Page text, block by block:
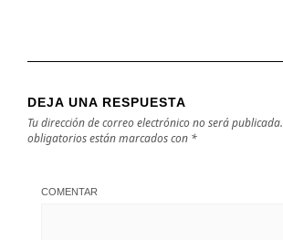
DEJA UNA RESPUESTA
Tu dirección de correo electrónico no será publicada.
obligatorios están marcados con *
COMENTAR